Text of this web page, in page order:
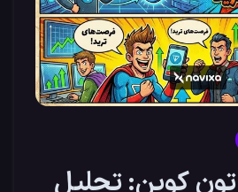
تون کوین: تحلیل